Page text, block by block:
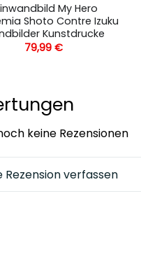
My Hero
Shoto Contre Izuku
Kunstdrucke
79,99 €
keine Rezensionen
Rezension verfassen